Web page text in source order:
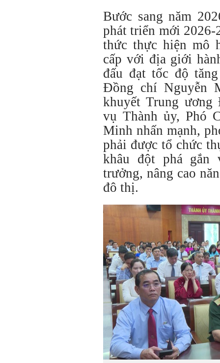
Bước sang năm
phát triển mới
thức thực hiện mô
cấp với địa giới
đấu đạt tốc độ
Đồng chí Nguyễn
khuyết Trung
vụ Thành ủy, Phó
Minh nhấn mạnh,
phải được tổ chức
khâu đột phá
trưởng, nâng cao
đô thị.